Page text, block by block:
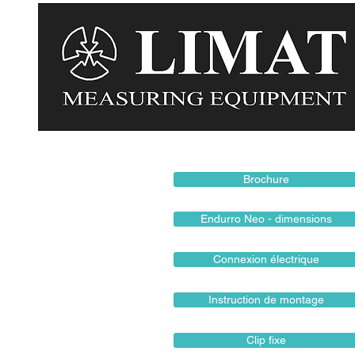
Brochure
Endurro Neo - dimensions
Connexion électrique
Instruction de montage
Clip fixe